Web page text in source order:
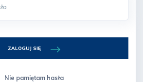
ZALOGUJ SIĘ
Nie pamiętam hasła